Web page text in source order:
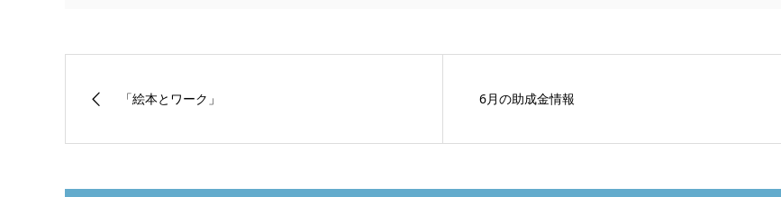
「絵本とワーク」 6月の助成金情報